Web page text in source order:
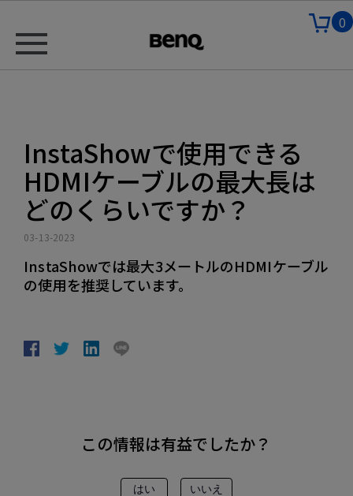
0
InstaShowで使用できる
HDMIケーブルの最大長は
どのくらいですか？
03-13-2023
InstaShowでは最大3メートルのHDMIケーブル
の使用を推奨しています。
この情報は有益でしたか？
はい いいえ